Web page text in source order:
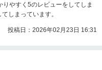
やすく5のレビューをしてしま
しまっています。
投稿日：2026年02月23日 16:31